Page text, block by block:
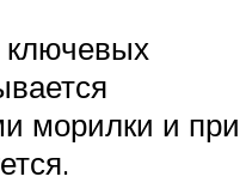
морилки и при